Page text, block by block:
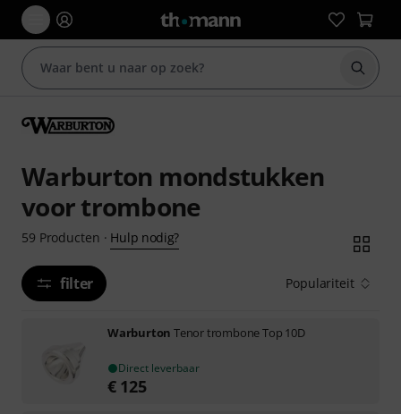
Zoek
Warburton mondstukken
voor trombone
59 Producten · Hulp nodig?
filter Populariteit
Warburton Tenor trombone Top 10D
Direct leverbaar
€ 125